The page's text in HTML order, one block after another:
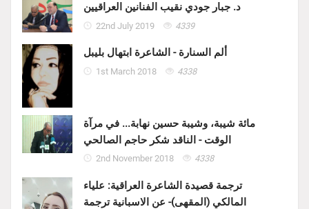
د. جبار جودي نقيب الفنانين العراقيين
22nd July 2019 4339
ألم السنارة - الشاعرة ابتهال بليبل
1st March 2018 4338
مائة شيبة، وشيبة حسين نهابة... في مرآة
الوقت - الناقد شكر حاجم الصالحي
2nd November 2018 4338
ترجمة قصيدة الشاعرة العراقية: علياء
المالكي (المقهى)- عن الاسبانية ترجمة